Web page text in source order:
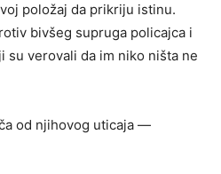
položaj da prikriju istinu.
bivšeg supruga policajca i
su verovali da im niko ništa ne
od njihovog uticaja —